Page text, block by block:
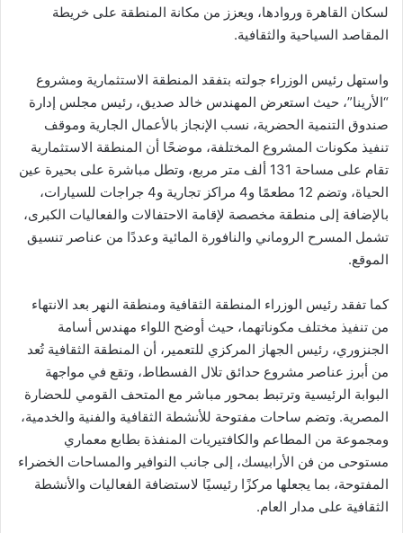
لسكان القاهرة وروادها، ويعزز من مكانة المنطقة على خريطة
المقاصد السياحية والثقافية.
واستهل رئيس الوزراء جولته بتفقد المنطقة الاستثمارية ومشروع
“الأرينا”، حيث استعرض المهندس خالد صديق، رئيس مجلس إدارة
صندوق التنمية الحضرية، نسب الإنجاز بالأعمال الجارية وموقف
تنفيذ مكونات المشروع المختلفة، موضحًا أن المنطقة الاستثمارية
تقام على مساحة 131 ألف متر مربع، وتطل مباشرة على بحيرة عين
الحياة، وتضم 12 مطعمًا و4 مراكز تجارية و4 جراجات للسيارات،
بالإضافة إلى منطقة مخصصة لإقامة الاحتفالات والفعاليات الكبرى،
تشمل المسرح الروماني والنافورة المائية وعددًا من عناصر تنسيق
الموقع.
كما تفقد رئيس الوزراء المنطقة الثقافية ومنطقة النهر بعد الانتهاء
من تنفيذ مختلف مكوناتهما، حيث أوضح اللواء مهندس أسامة
الجنزوري، رئيس الجهاز المركزي للتعمير، أن المنطقة الثقافية تُعد
من أبرز عناصر مشروع حدائق تلال الفسطاط، وتقع في مواجهة
البوابة الرئيسية وترتبط بمحور مباشر مع المتحف القومي للحضارة
المصرية. وتضم ساحات مفتوحة للأنشطة الثقافية والفنية والخدمية،
ومجموعة من المطاعم والكافتيريات المنفذة بطابع معماري
مستوحى من فن الأرابيسك، إلى جانب النوافير والمساحات الخضراء
المفتوحة، بما يجعلها مركزًا رئيسيًا لاستضافة الفعاليات والأنشطة
الثقافية على مدار العام.